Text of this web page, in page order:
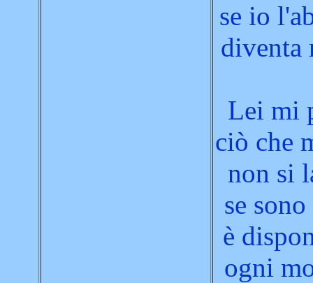
se io
diventa
Lei mi
ciò che
non si
se
è
ogni